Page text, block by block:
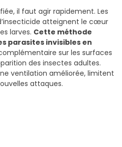
il faut agir rapidement. Les
atteignent le cœur
larves. Cette méthode
parasites invisibles en
sur les surfaces
des insectes adultes.
ventilation améliorée, limitent
attaques.